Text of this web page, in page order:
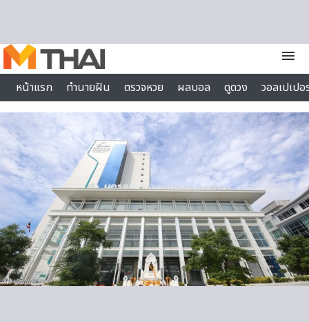
menu
หน้าแรก
ทำนายฝัน ตรวจหวย ผลบอล ดูดวง
วอลเปเป
ไลฟ์สไตล์